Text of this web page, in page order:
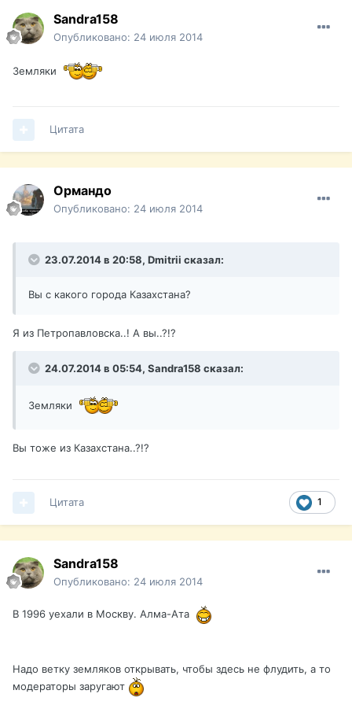
Sandra158
Опубликовано: 24 июля 2014
Земляки
Цитата
Ормандо
Опубликовано: 24 июля 2014
23.07.2014 в 20:58, Dmitrii сказал:
Вы с какого города Казахстана?
Я из Петропавловска..! А вы..?!?
24.07.2014 в 05:54, Sandra158 сказал:
Земляки
Вы тоже из Казахстана..?!?
1
Цитата
Sandra158
Опубликовано: 24 июля 2014
В 1996 уехали в Москву. Алма-Ата
Надо ветку земляков открывать, чтобы здесь не флудить, а то
модераторы заругают